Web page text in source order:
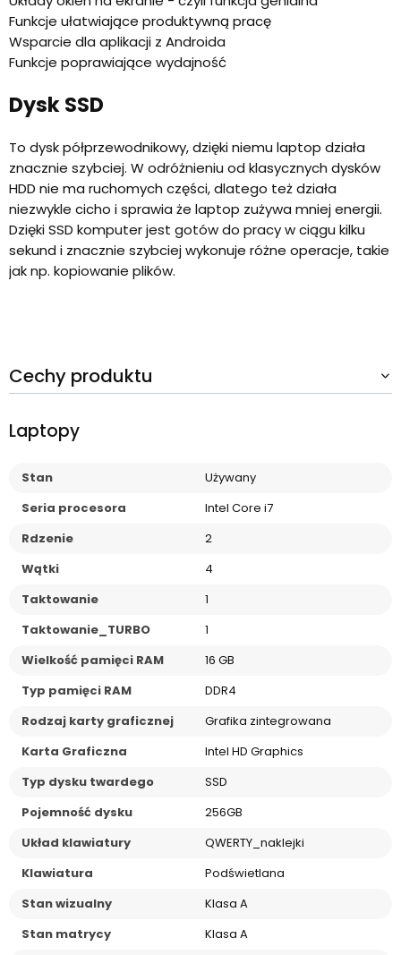
Funkcje ułatwiające produktywną pracę
Wsparcie dla aplikacji z Androida
Funkcje poprawiające wydajność
Dysk SSD
To dysk półprzewodnikowy, dzięki niemu laptop działa
znacznie szybciej. W odróżnieniu od klasycznych dysków
HDD nie ma ruchomych części, dlatego też działa
niezwykle cicho i sprawia że laptop zużywa mniej energii.
Dzięki SSD komputer jest gotów do pracy w ciągu kilku
sekund i znacznie szybciej wykonuje różne operacje, takie
jak np. kopiowanie plików.
Cechy produktu
Laptopy
Stan
Używany
Seria procesora
Intel Core i7
Rdzenie
2
Wątki
4
Taktowanie
1
Taktowanie_TURBO
1
Wielkość pamięci RAM
16 GB
Typ pamięci RAM
DDR4
Rodzaj karty graficznej
Grafika zintegrowana
Karta Graficzna
Intel HD Graphics
Typ dysku twardego
SSD
Pojemność dysku
256GB
Układ klawiatury
QWERTY_naklejki
Klawiatura
Podświetlana
Stan wizualny
Klasa A
Stan matrycy
Klasa A